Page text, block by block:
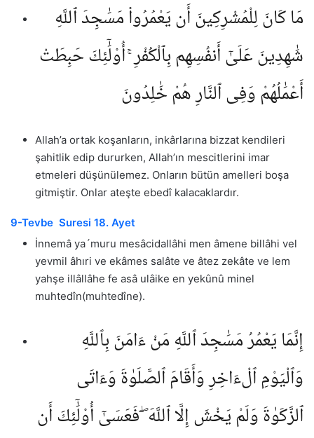
مَا كَانَ لِلْمُشْرِكِينَ أَن يَعْمُرُوا۟ مَسَٰجِدَ ٱللَّهِ
شَٰهِدِينَ عَلَىٰٓ أَنفُسِهِم بِٱلْكُفْرِ ۚ أُو۟لَٰٓئِكَ حَبِطَتْ
أَعْمَٰلُهُمْ وَفِى ٱلنَّارِ هُمْ خَٰلِدُونَ
Allah’a ortak koşanların, inkârlarına bizzat kendileri
şahitlik edip dururken, Allah’ın mescitlerini imar
etmeleri düşünülemez. Onların bütün amelleri boşa
gitmiştir. Onlar ateşte ebedî kalacaklardır.
9-Tevbe Suresi 18. Ayet
İnnemâ ya´muru mesâcidallâhi men âmene billâhi vel
yevmil âhıri ve ekâmes salâte ve âtez zekâte ve lem
yahşe illâllâhe fe asâ ulâike en yekûnû minel
muhtedîn(muhtedîne).
إِنَّمَا يَعْمُرُ مَسَٰجِدَ ٱللَّهِ مَنْ ءَامَنَ بِٱللَّهِ
وَٱلْيَوْمِ ٱلْءَاخِرِ وَأَقَامَ ٱلصَّلَوٰةَ وَءَاتَى
ٱلزَّكَوٰةَ وَلَمْ يَخْشَ إِلَّا ٱللَّهَ ۖ فَعَسَىٰٓ أُو۟لَٰٓئِكَ أَن